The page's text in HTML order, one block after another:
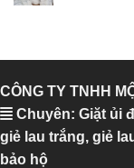
CÔNG TY TNHH
Chuyên: Giặt ủi
giẻ lau trắng, giẻ
bảo hộ